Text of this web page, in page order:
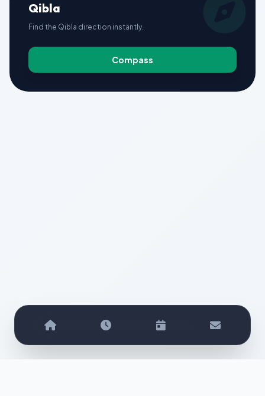
Qibla
Find the Qibla direction instantly.
Compass